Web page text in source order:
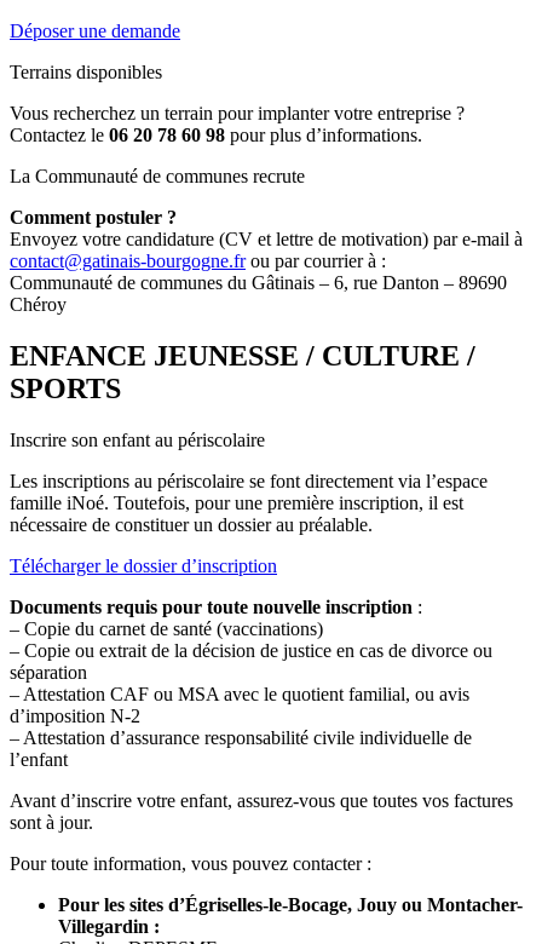
Déposer une demande
Terrains disponibles
Vous recherchez un terrain pour implanter votre entreprise ?
Contactez le 06 20 78 60 98 pour plus d’informations.
La Communauté de communes recrute
Comment postuler ?
Envoyez votre candidature (CV et lettre de motivation) par e-mail à
contact@gatinais-bourgogne.frou par courrier à :
Communauté de communes du Gâtinais – 6, rue Danton – 89690
Chéroy
ENFANCE JEUNESSE / CULTURE /
SPORTS
Inscrire son enfant au périscolaire
Les inscriptions au périscolaire se font directement via l’espace
famille iNoé. Toutefois, pour une première inscription, il est
nécessaire de constituer un dossier au préalable.
Télécharger le dossier d’inscription
Documents requis pour toute nouvelle inscription :
– Copie du carnet de santé (vaccinations)
– Copie ou extrait de la décision de justice en cas de divorce ou
séparation
– Attestation CAF ou MSA avec le quotient familial, ou avis
d’imposition N-2
– Attestation d’assurance responsabilité civile individuelle de
l’enfant
Avant d’inscrire votre enfant, assurez-vous que toutes vos factures
sont à jour.
Pour toute information, vous pouvez contacter :
Pour les sites d’Égriselles-le-Bocage, Jouy ou Montacher-
Villegardin :